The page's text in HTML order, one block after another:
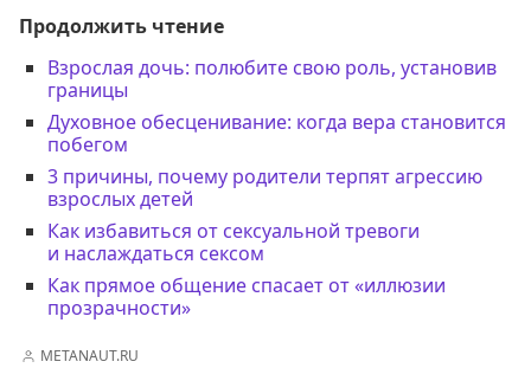
Продолжить чтение
Взрослая дочь: полюбите свою роль, установив
границы
Духовное обесценивание: когда вера становится
побегом
3 причины, почему родители терпят агрессию
взрослых детей
Как избавиться от сексуальной тревоги
и наслаждаться сексом
Как прямое общение спасает от «иллюзии
прозрачности»
METANAUT.RU